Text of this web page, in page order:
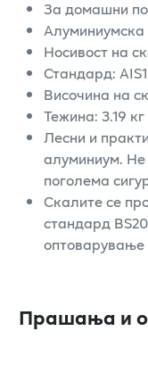
За домашни
Носивост на
Стандард:
Височина на
Тежина: 3.19 кг
Лесни и
алуминиум. Не
поголема
Скалите се
стандард
оптоварување
Прашања и